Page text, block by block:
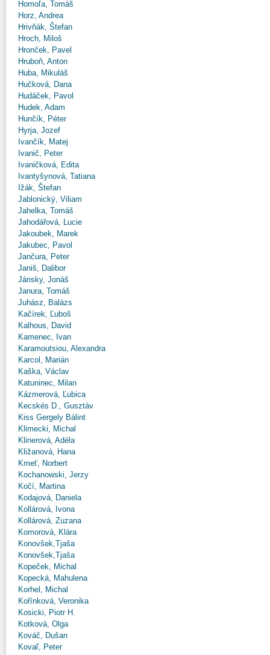
Homoľa, Tomáš
Horz, Andrea
Hrivňák, Štefan
Hroch, Miloš
Hronček, Pavel
Hruboň, Anton
Huba, Mikuláš
Hučková, Dana
Hudáček, Pavol
Hudek, Adam
Hunčík, Péter
Hyrja, Jozef
Ivančík, Matej
Ivanič, Peter
Ivaničková, Edita
Ivantyšynová, Tatiana
Ižák, Štefan
Jablonický, Viliam
Jahelka, Tomáš
Jahodářová, Lucie
Jakoubek, Marek
Jakubec, Pavol
Jančura, Peter
Janiš, Dalibor
Jánsky, Jonáš
Janura, Tomáš
Juhász, Balázs
Kačírek, Ľuboš
Kalhous, David
Kamenec, Ivan
Karamoutsiou, Alexandra
Karcol, Marián
Kaška, Václav
Katuninec, Milan
Kázmerová, Ľubica
Kecskés D., Gusztáv
Kiss Gergely Bálint
Klimecki, Michal
Klinerová, Adéla
Kližanová, Hana
Kmeť, Norbert
Kochanowski, Jerzy
Kočí, Martina
Kodajová, Daniela
Kollárová, Ivona
Kollárová, Zuzana
Komorová, Klára
Konovšek,Tjaša
Konovšek,Tjaša
Kopeček, Michal
Kopecká, Mahulena
Korhel, Michal
Kořínková, Veronika
Kosicki, Piotr H.
Kotková, Olga
Kováč, Dušan
Kovaľ, Peter